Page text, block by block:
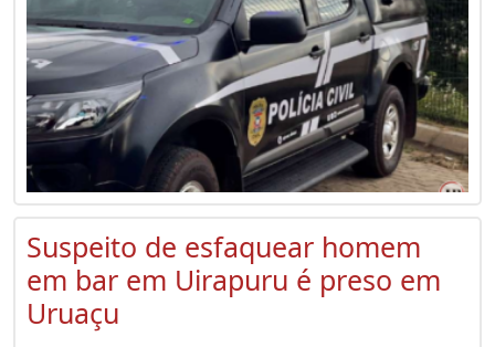
Suspeito de esfaquear homem
em bar em Uirapuru é preso em
Uruaçu